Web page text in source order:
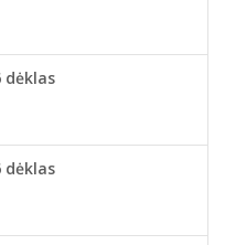
dėklas
dėklas